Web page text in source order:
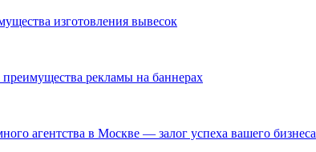
изготовления вывесок
рекламы на баннерах
агентства в Москве — залог успеха вашего бизнеса